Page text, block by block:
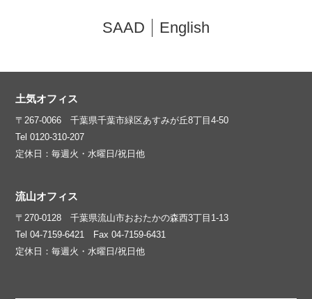
SAAD English
土気オフィス
〒267-0066 千葉県千葉市緑区あすみが丘8丁目4-50
Tel 0120-310-207
定休日：毎週火・水曜日/祝日他
流山オフィス
〒270-0128 千葉県流山市おおたかの森西3丁目1-13
Tel 04-7159-6421 Fax 04-7159-6431
定休日：毎週火・水曜日/祝日他